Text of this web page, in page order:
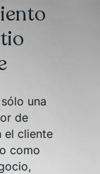
una
de
el cliente
como